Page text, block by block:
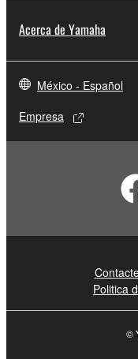
Acerca de Yamaha
México - Español
Empresa
Politica
©